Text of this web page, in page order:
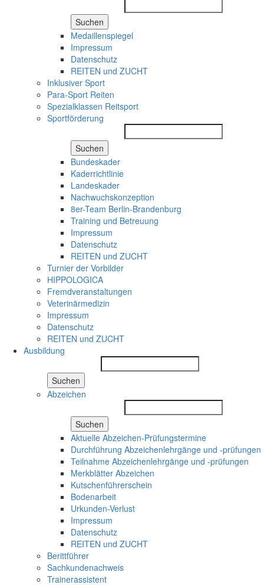
Suchen
Medaillenspiegel
Impressum
Datenschutz
REITEN und ZUCHT
Inklusiver Sport
Para-Sport Reiten
Spezialklassen Reitsport
Sportförderung
Suchen
Bundeskader
Kaderrichtlinie
Landeskader
Nachwuchskonzeption
8er-Team Berlin-Brandenburg
Training und Betreuung
Impressum
Datenschutz
REITEN und ZUCHT
Turnier der Vorbilder
HIPPOLOGICA
Fremdveranstaltungen
Veterinärmedizin
Impressum
Datenschutz
REITEN und ZUCHT
Ausbildung
Suchen
Abzeichen
Suchen
Aktuelle Abzeichen-Prüfungstermine
Durchführung Abzeichenlehrgänge und -prüfungen
Teilnahme Abzeichenlehrgänge und -prüfungen
Merkblätter Abzeichen
Kutschenführerschein
Bodenarbeit
Urkunden-Verlust
Impressum
Datenschutz
REITEN und ZUCHT
Berittführer
Sachkundenachweis
Trainerassistent